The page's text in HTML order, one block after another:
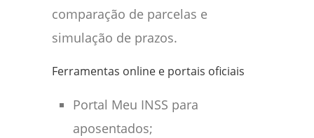
comparação de parcelas e
simulação de prazos.
Ferramentas online e portais oficiais
Portal Meu INSS para
aposentados;